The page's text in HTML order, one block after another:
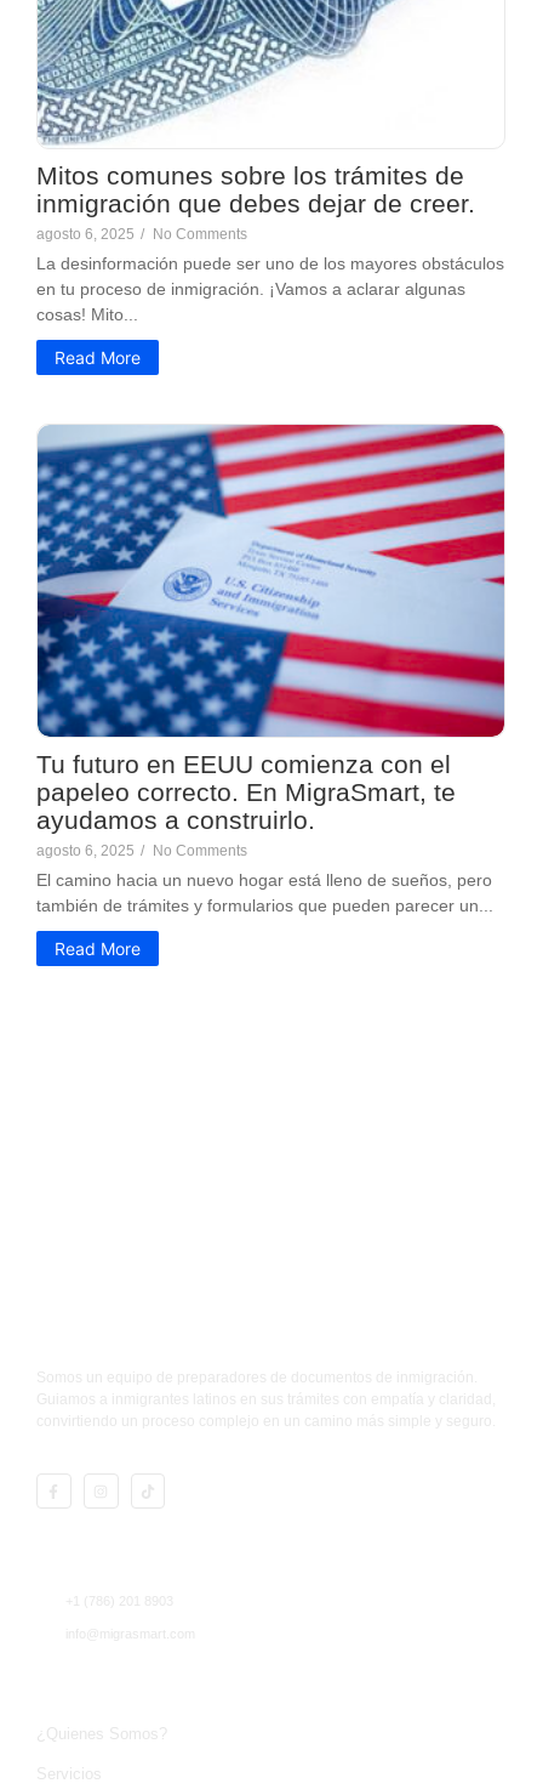
Mitos comunes sobre los trámites de
inmigración que debes dejar de creer.
agosto 6, 2025 / No Comments
La desinformación puede ser uno de los mayores obstáculos
en tu proceso de inmigración. ¡Vamos a aclarar algunas
cosas! Mito...
Read More
Tu futuro en EEUU comienza con el
papeleo correcto. En MigraSmart, te
ayudamos a construirlo.
agosto 6, 2025 / No Comments
El camino hacia un nuevo hogar está lleno de sueños, pero
también de trámites y formularios que pueden parecer un...
Read More
Somos un equipo de preparadores de documentos de inmigración.
Guiamos a inmigrantes latinos en sus trámites con empatía y claridad,
convirtiendo un proceso complejo en un camino más simple y seguro.
+1 (786) 201 8903
info@migrasmart.com
¿Quienes Somos?
Servicios